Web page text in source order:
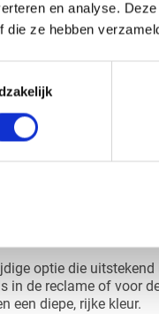
en analyse.
die ze hebben
als buiten
de installatie
UV-bestendig,
zullen verliezen. De
ideaal voor
soorten zwart
te voldoen. Elk type
optie die
in de reclame of voor
een diepe, rijke kleur.